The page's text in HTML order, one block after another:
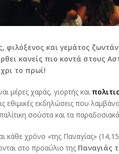
φιλόξενος και γεμάτος
κανείς πιο κοντά στους
το πρωί!
μέρες χαράς, γιορτής και
εθιμικές εκδηλώσεις που
σούστα και τα
κάθε χρόνο «της Παναγίας»
στο προαύλιο της Παναγιάς